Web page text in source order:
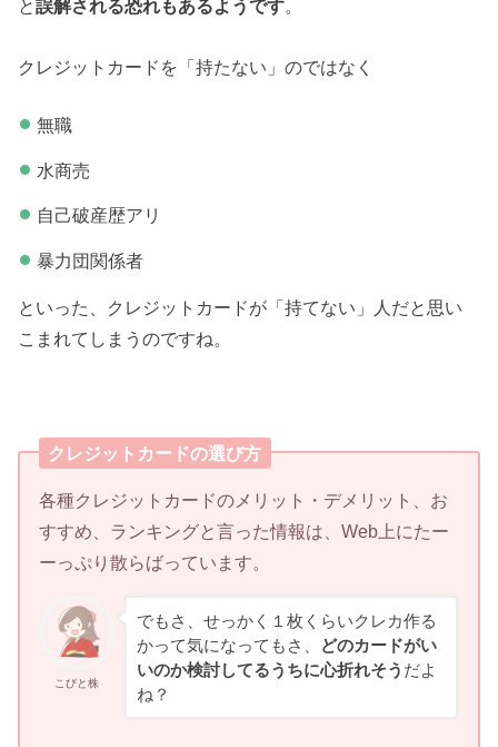
と誤解される恐れもあるようです。
クレジットカードを「持たない」のではなく
無職
水商売
自己破産歴アリ
暴力団関係者
といった、クレジットカードが「持てない」人だと思い
こまれてしまうのですね。
クレジットカードの選び方
各種クレジットカードのメリット・デメリット、お
すすめ、ランキングと言った情報は、Web上にたー
ーっぷり散らばっています。
こびと株
でもさ、せっかく１枚くらいクレカ作る
かって気になってもさ、
どのカードがい
いのか検討してるうちに心折れそう だよ
ね？